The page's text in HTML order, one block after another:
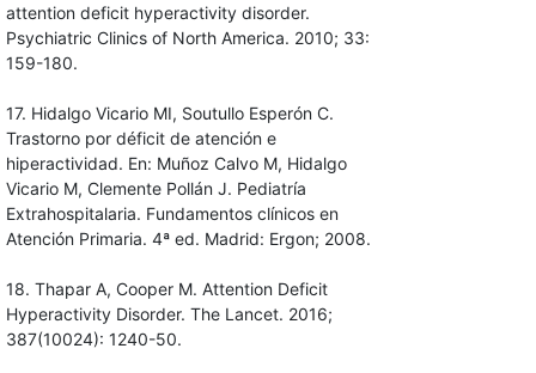
attention deficit hyperactivity disorder.
Psychiatric Clinics of North America. 2010; 33:
159-180.
17. Hidalgo Vicario MI, Soutullo Esperón C.
Trastorno por déficit de atención e
hiperactividad. En: Muñoz Calvo M, Hidalgo
Vicario M, Clemente Pollán J. Pediatría
Extrahospitalaria. Fundamentos clínicos en
Atención Primaria. 4ª ed. Madrid: Ergon; 2008.
18. Thapar A, Cooper M. Attention Deficit
Hyperactivity Disorder. The Lancet. 2016;
387(10024): 1240-50.